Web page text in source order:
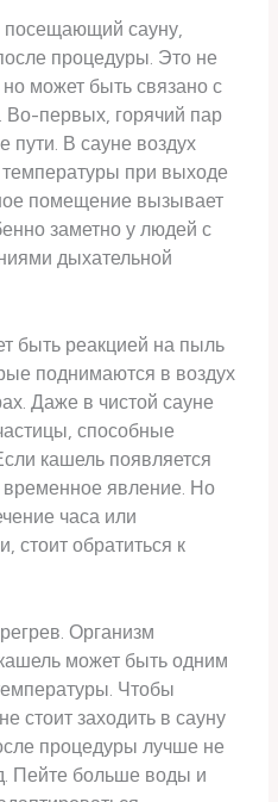
посещающий сауну,
процедуры. Это не
может быть связано с
Во-первых, горячий пар
пути. В сауне воздух
при выходе
помещение вызывает
заметно у людей с
дыхательной
быть реакцией на пыль
поднимаются в воздух
Даже в чистой сауне
способные
кашель появляется
временное явление. Но
часа или
стоит обратиться к
Организм
может быть одним
Чтобы
стоит заходить в сауну
процедуры лучше не
Пейте больше воды и